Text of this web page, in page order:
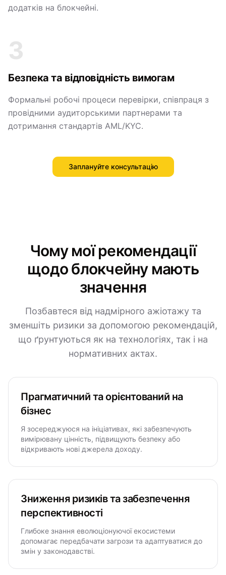
додатків на блокчейні.
3
Безпека та відповідність вимогам
Формальні робочі процеси перевірки, співпраця з
провідними аудиторськими партнерами та
дотримання стандартів AML/KYC.
Заплануйте консультацію
Чому мої рекомендації
щодо блокчейну мають
значення
Позбавтеся від надмірного ажіотажу та
зменшіть ризики за допомогою рекомендацій,
що ґрунтуються як на технологіях, так і на
нормативних актах.
Прагматичний та орієнтований на
бізнес
Я зосереджуюся на ініціативах, які забезпечують
вимірювану цінність, підвищують безпеку або
відкривають нові джерела доходу.
Зниження ризиків та забезпечення
перспективності
Глибоке знання еволюціонуючої екосистеми
допомагає передбачати загрози та адаптуватися до
змін у законодавстві.